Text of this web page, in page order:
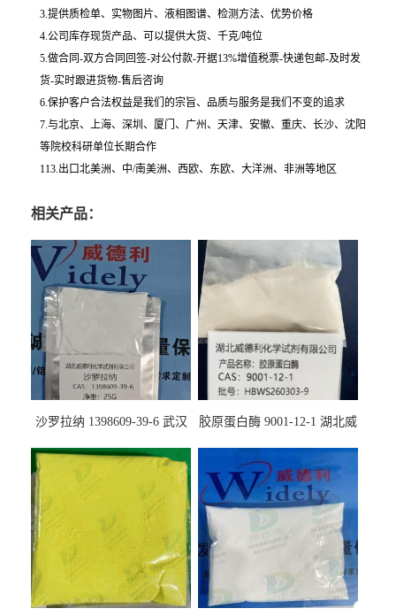
3.提供质检单、实物图片、液相图谱、检测方法、优势价格
4.公司库存现货产品、可以提供大货、千克/吨位
5.做合同-双方合同回签-对公付款-开据13%增值税票-快递包邮-及时发
货-实时跟进货物-售后咨询
6.保护客户合法权益是我们的宗旨、品质与服务是我们不变的追求
7.与北京、上海、深圳、厦门、广州、天津、安徽、重庆、长沙、沈阳
等院校科研单位长期合作
113.出口北美洲、中/南美洲、西欧、东欧、大洋洲、非洲等地区
相关产品：
沙罗拉纳 1398609-39-6 武汉
胶原蛋白酶 9001-12-1 湖北威